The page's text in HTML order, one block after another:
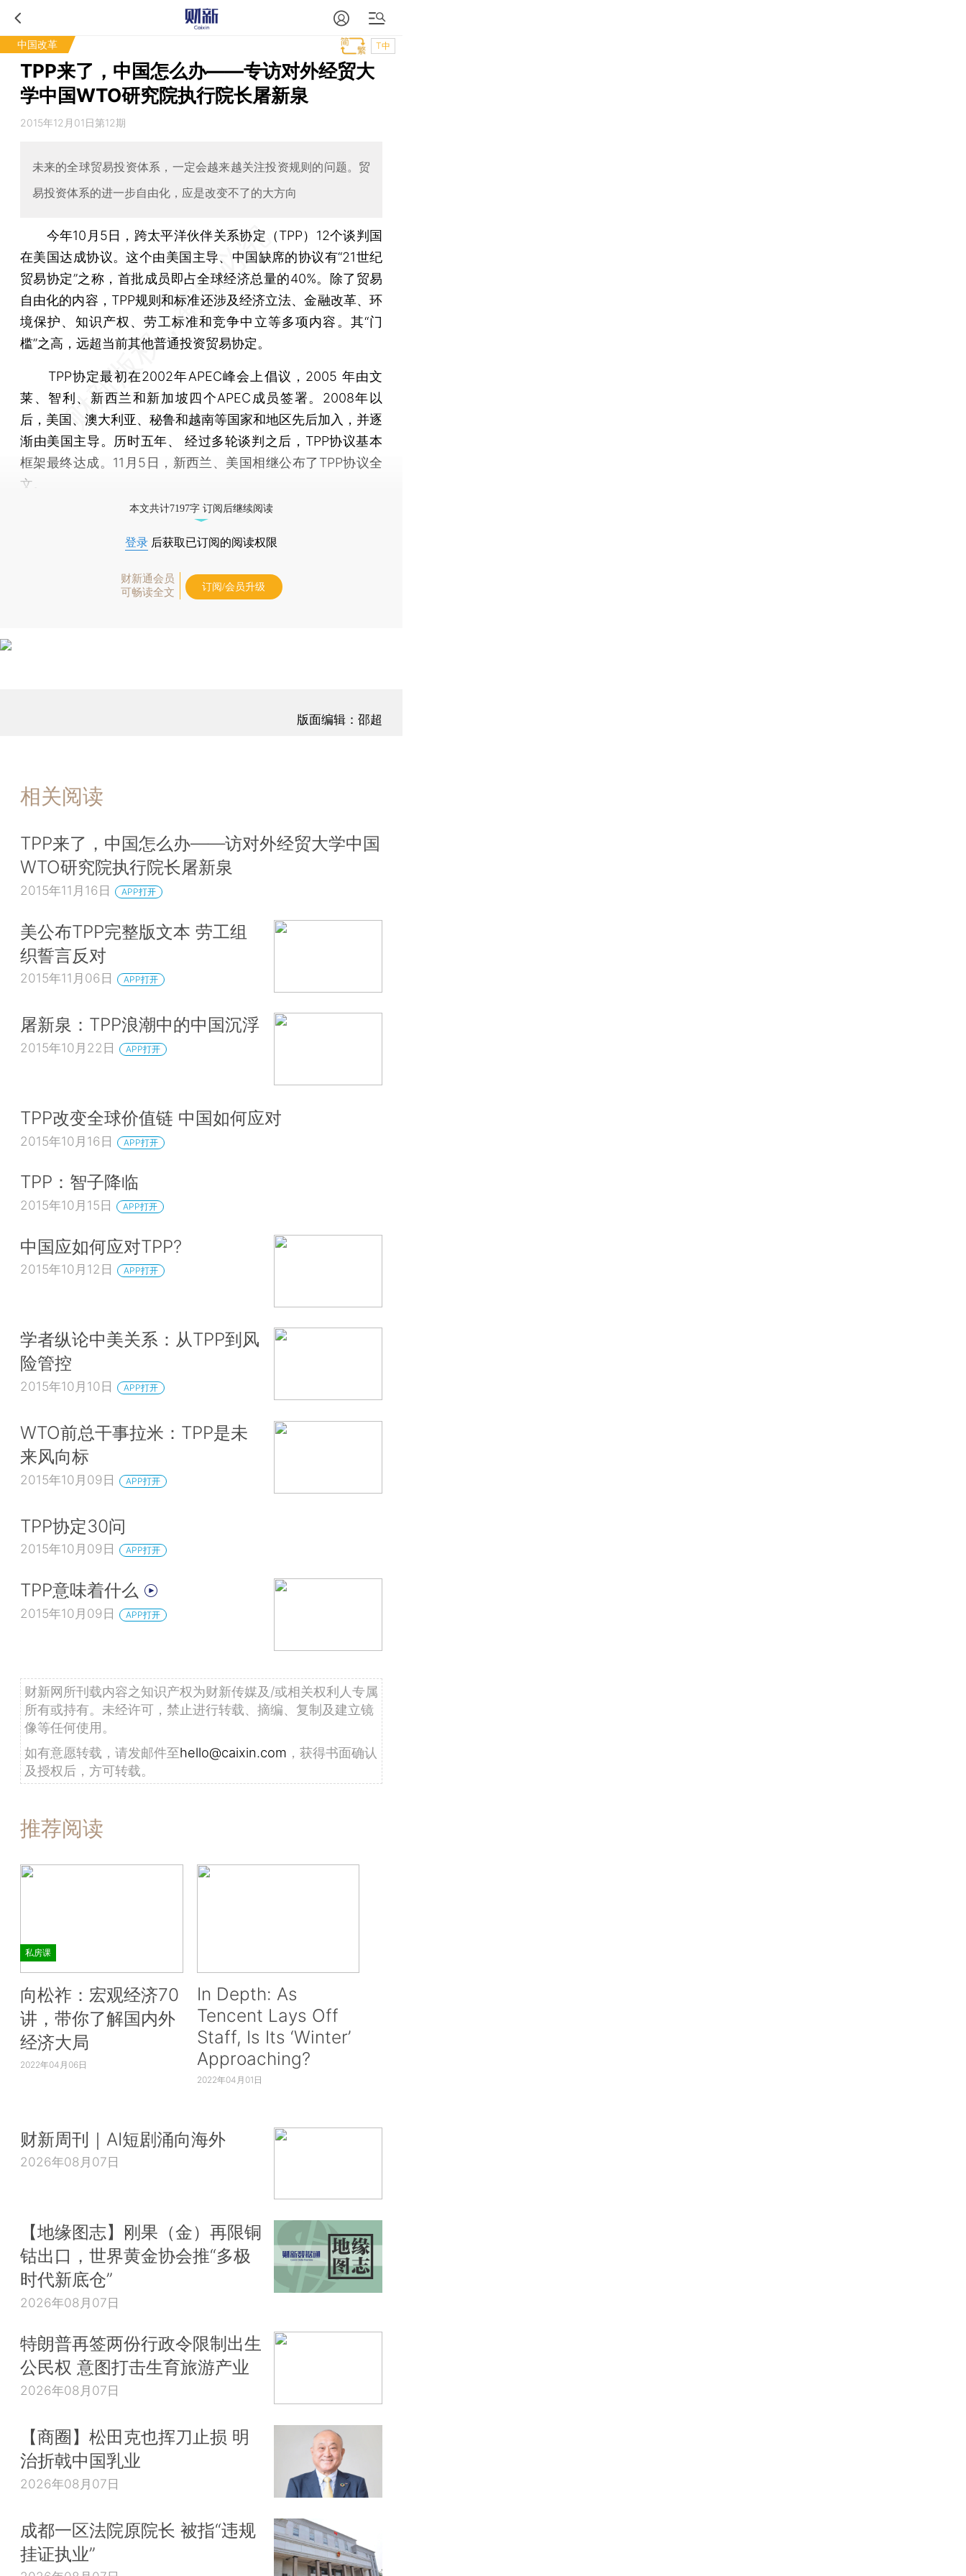
中国改革 T中
TPP来了，中国怎么办——专访对外经贸大
学中国WTO研究院执行院长屠新泉
2015年12月01日第12期
未来的全球贸易投资体系，一定会越来越关注投资规则的问题。贸
易投资体系的进一步自由化，应是改变不了的大方向
今年10月5日，跨太平洋伙伴关系协定（TPP）12个谈判国
在美国达成协议。这个由美国主导、中国缺席的协议有“21世纪
贸易协定”之称，首批成员即占全球经济总量的40%。除了贸易
自由化的内容，TPP规则和标准还涉及经济立法、金融改革、环
境保护、知识产权、劳工标准和竞争中立等多项内容。其“门
槛”之高，远超当前其他普通投资贸易协定。
TPP协定最初在2002年APEC峰会上倡议，2005 年由文
莱、智利、新西兰和新加坡四个APEC成员签署。2008年以
后，美国、澳大利亚、秘鲁和越南等国家和地区先后加入，并逐
渐由美国主导。历时五年、 经过多轮谈判之后，TPP协议基本
框架最终达成。11月5日，新西兰、美国相继公布了TPP协议全
文。
本文共计7197字 订阅后继续阅读
登录 后获取已订阅的阅读权限
财新通会员
可畅读全文
订阅/会员升级
版面编辑：邵超
相关阅读
TPP来了，中国怎么办——访对外经贸大学中国
WTO研究院执行院长屠新泉
2015年11月16日 APP打开
美公布TPP完整版文本 劳工组
织誓言反对
2015年11月06日 APP打开
屠新泉：TPP浪潮中的中国沉浮
2015年10月22日 APP打开
TPP改变全球价值链 中国如何应对
2015年10月16日 APP打开
TPP：智子降临
2015年10月15日 APP打开
中国应如何应对TPP?
2015年10月12日 APP打开
学者纵论中美关系：从TPP到风
险管控
2015年10月10日 APP打开
WTO前总干事拉米：TPP是未
来风向标
2015年10月09日 APP打开
TPP协定30问
2015年10月09日 APP打开
TPP意味着什么
2015年10月09日 APP打开
财新网所刊载内容之知识产权为财新传媒及/或相关权利人专属
所有或持有。未经许可，禁止进行转载、摘编、复制及建立镜
像等任何使用。
如有意愿转载，请发邮件至hello@caixin.com ，获得书面确认
及授权后，方可转载。
推荐阅读
私房课
向松祚：宏观经济70
讲，带你了解国内外
经济大局
2022年04月06日
In Depth: As
Tencent Lays Off
Staff, Is Its ‘Winter’
Approaching?
2022年04月01日
财新周刊｜AI短剧涌向海外
2026年08月07日
【地缘图志】刚果（金）再限铜
钴出口，世界黄金协会推“多极
时代新底仓”
2026年08月07日
特朗普再签两份行政令限制出生
公民权 意图打击生育旅游产业
2026年08月07日
【商圈】松田克也挥刀止损 明
治折戟中国乳业
2026年08月07日
成都一区法院原院长 被指“违规
挂证执业”